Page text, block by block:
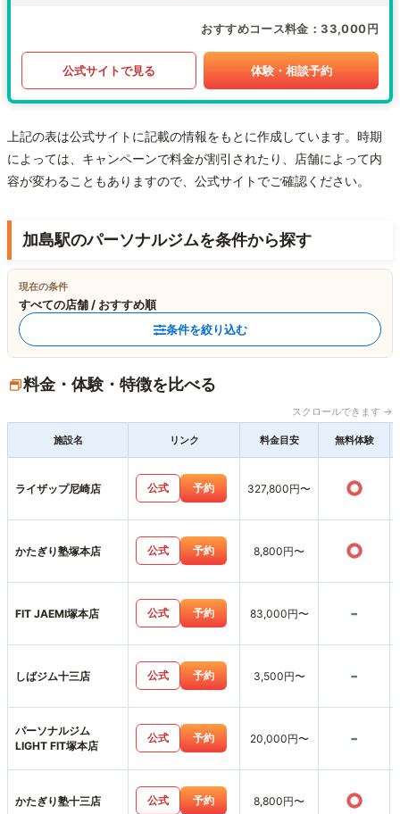
おすすめコース料金 33,000円
公式サイトで見る 体験・相談予約
上記の表は公式サイトに記載の情報をもとに作成しています。時期
によっては、キャンペーンで料金が割引されたり、店舗によって内
容が変わることもありますので、公式サイトでご確認ください。
加島駅のパーソナルジムを条件から探す
現在の条件
すべての店舗 / おすすめ順
条件を絞り込む
料金・体験・特徴を比べる
スクロールできます →
施設名 リンク 料金目安 無料体験
ライザップ尼崎店 公式 予約 327,800円〜 ○
かたぎり塾塚本店 公式 予約 8,800円〜 ○
FIT JAEMI塚本店 公式 予約 83,000円〜 -
しばジム十三店 公式 予約 3,500円〜 -
パーソナルジム
LIGHT FIT塚本店
公式 予約 20,000円〜 -
かたぎり塾十三店 公式 予約 8,800円〜 ○